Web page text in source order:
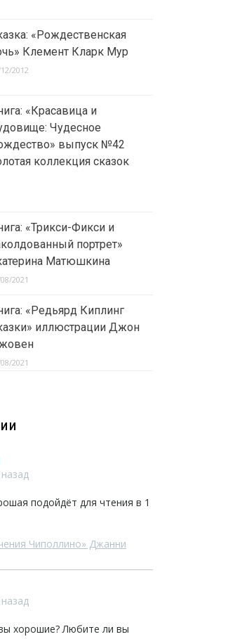
«Рождественская
Клемент Кларк Мур
2012
«Красавица и
Чудесное
выпуск №42
коллекция сказок
«Трикси-Фикси и
портрет»
Матюшкина
2021
«Редьярд Киплинг
иллюстрации Джон
2021
подойдёт для чтения в 1
Чиполлино» Джанни
хорошие? Любите ли вы